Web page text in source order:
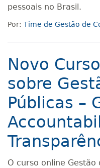
pessoais no Brasil.
Por: Time de Gestão de
Novo
sobre
Públicas –
O curso online Gestão